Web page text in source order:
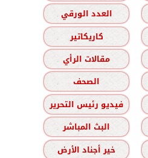
العدد الورقي
كاريكاتير
مقالات الرأي
الصحف
فيديو رئيس التحرير
البث المباشر
خير أجناد الأرض